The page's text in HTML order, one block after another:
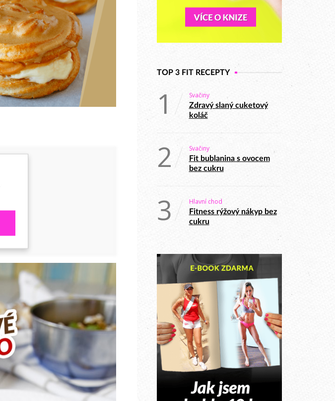
TOP 3 FIT RECEPTY
1 Svačiny
Zdravý slaný cuketový
koláč
2 Svačiny
Fit bublanina s ovocem
bez cukru
3 Hlavní chod
Fitness rýžový nákyp bez
cukru